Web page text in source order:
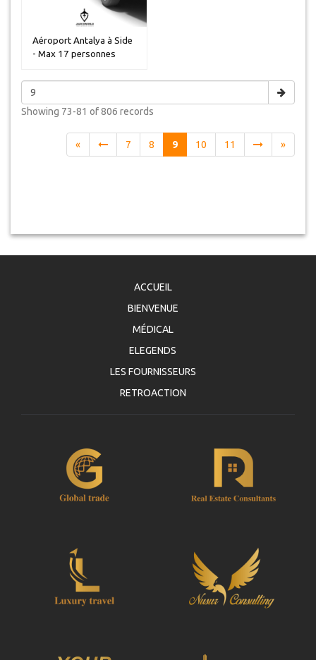
Aéroport Antalya à Side
- Max 17 personnes
Showing 73-81 of 806 records
« 7 8 9 10 11 »
ACCUEIL
BIENVENUE
MÉDICAL
ELEGENDS
LES FOURNISSEURS
RETROACTION